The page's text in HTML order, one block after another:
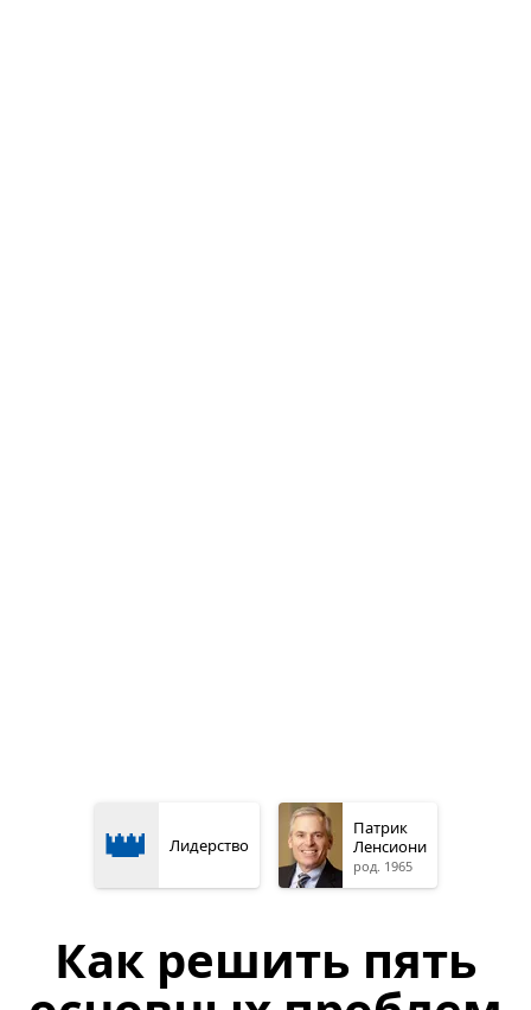
👑 Лидерство
Патрик
Ленсиони
род. 1965
Как решить пять